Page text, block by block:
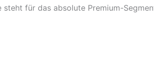
für das absolute Premium-